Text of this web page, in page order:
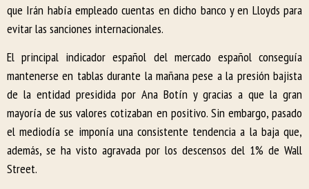
que Irán había empleado cuentas en dicho banco y en Lloyds para
evitar las sanciones internacionales.
El principal indicador español del mercado español conseguía
mantenerse en tablas durante la mañana pese a la presión bajista
de la entidad presidida por Ana Botín y gracias a que la gran
mayoría de sus valores cotizaban en positivo. Sin embargo, pasado
el mediodía se imponía una consistente tendencia a la baja que,
además, se ha visto agravada por los descensos del 1% de Wall
Street.